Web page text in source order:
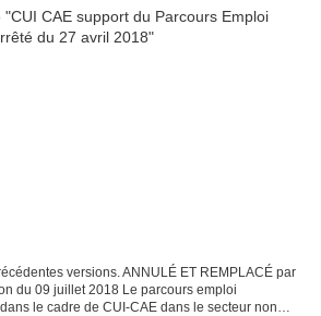
versions. ANNULÉ ET REMPLACÉ par
du 09 juillet 2018 Le parcours emploi
le cadre de CUI-CAE dans le secteur non